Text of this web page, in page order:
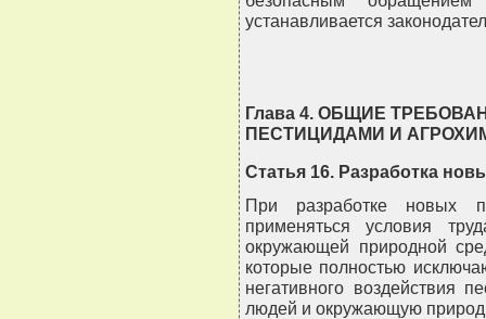
устанавливается
Глава 4. ОБЩИЕ
ПЕСТИЦИДАМИ И
Статья 16. Разработка
При разработке новых
применяться условия
окружающей природной
которые полностью
негативного воздействия
людей и окружающую